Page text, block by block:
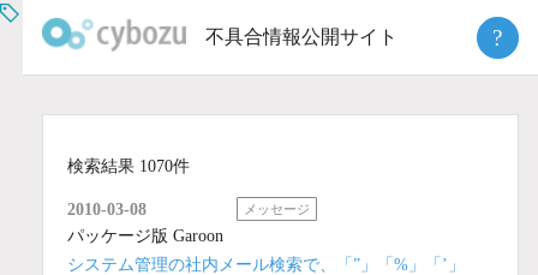
不具合情報公開サイト ?
検索結果 1070件
2010-03-08 メッセージ
パッケージ版 Garoon
システム管理の社内メール検索で、「”」「%」「’」